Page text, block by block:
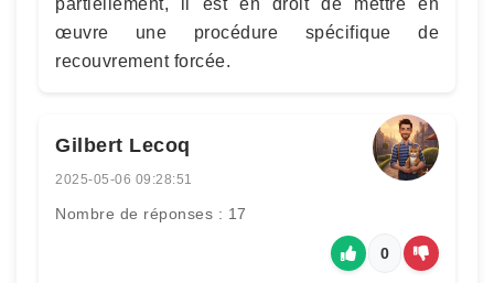
partiellement, il est en droit de mettre en
œuvre une procédure spécifique de
recouvrement forcée.
Gilbert Lecoq
2025-05-06 09:28:51
Nombre de réponses : 17
0